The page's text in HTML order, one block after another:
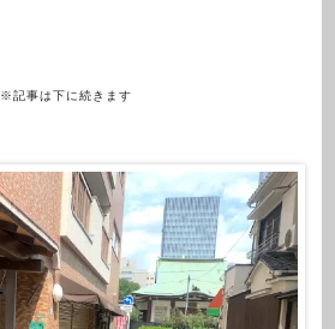
※記事は下に続きます